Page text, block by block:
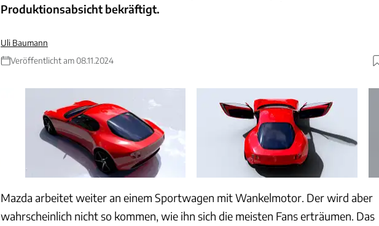
Produktionsabsicht bekräftigt.
Uli Baumann
Veröffentlicht am 08.11.2024
Mazda arbeitet weiter an einem Sportwagen mit Wankelmotor. Der wird aber
wahrscheinlich nicht so kommen, wie ihn sich die meisten Fans erträumen. Das